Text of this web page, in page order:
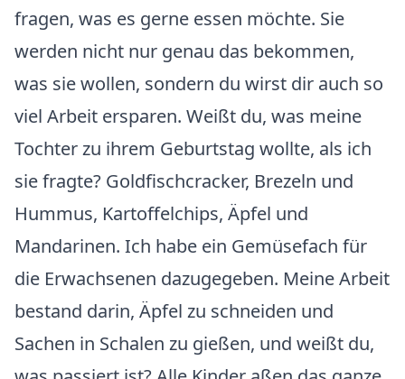
fragen, was es gerne essen möchte. Sie
werden nicht nur genau das bekommen,
was sie wollen, sondern du wirst dir auch so
viel Arbeit ersparen. Weißt du, was meine
Tochter zu ihrem Geburtstag wollte, als ich
sie fragte? Goldfischcracker, Brezeln und
Hummus, Kartoffelchips, Äpfel und
Mandarinen. Ich habe ein Gemüsefach für
die Erwachsenen dazugegeben. Meine Arbeit
bestand darin, Äpfel zu schneiden und
Sachen in Schalen zu gießen, und weißt du,